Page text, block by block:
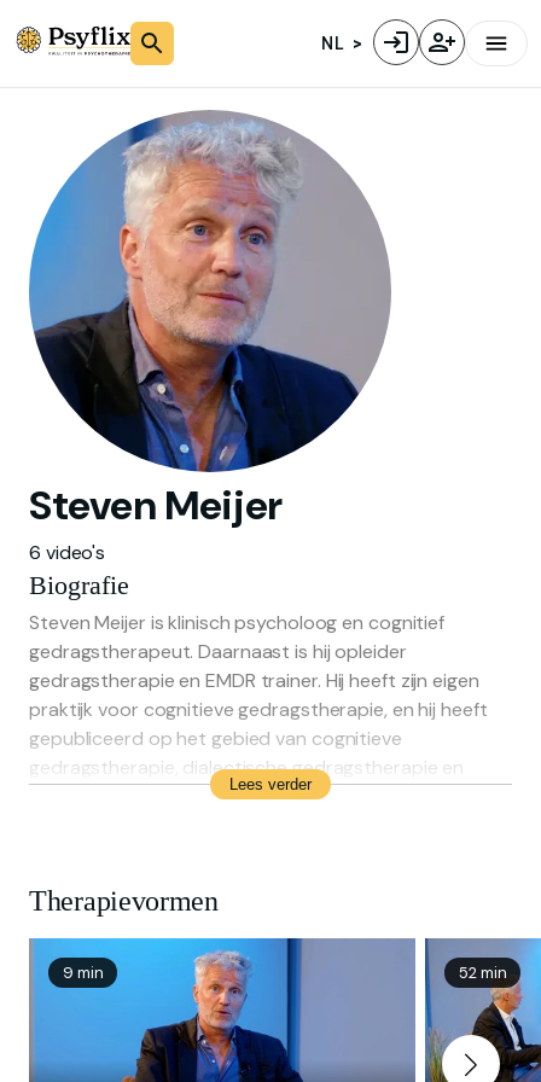
NL
Steven Meijer
6 video's
Biografie
Steven Meijer is klinisch psycholoog en cognitief
gedragstherapeut. Daarnaast is hij opleider
gedragstherapie en EMDR trainer. Hij heeft zijn eigen
praktijk voor cognitieve gedragstherapie, en hij heeft
gepubliceerd op het gebied van cognitieve
gedragstherapie, dialectische gedragstherapie en
Lees verder
Therapievormen
9 min 52 min